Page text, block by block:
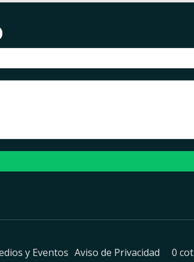
y Eventos Aviso de Privacidad 0